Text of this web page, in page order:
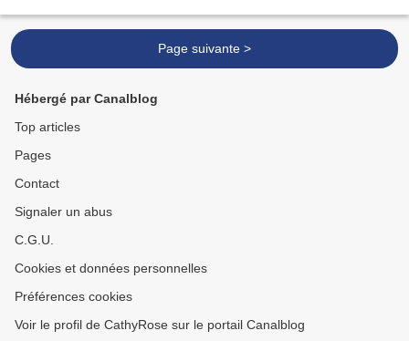
Page suivante >
Hébergé par Canalblog
Top articles
Pages
Contact
Signaler un abus
C.G.U.
Cookies et données personnelles
Préférences cookies
Voir le profil de CathyRose sur le portail Canalblog